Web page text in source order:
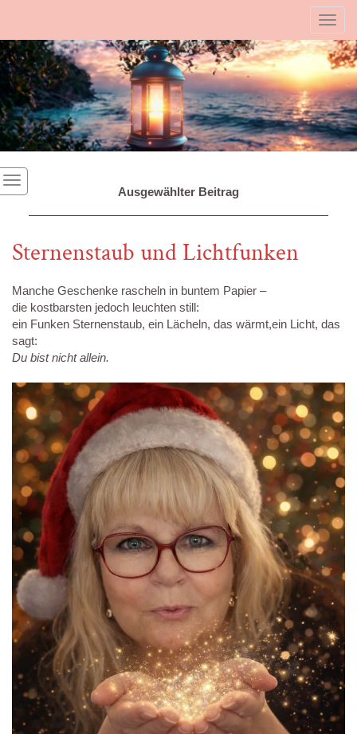
Ausgewählter Beitrag
Sternenstaub und Lichtfunken
Manche Geschenke rascheln in buntem Papier –
die kostbarsten jedoch leuchten still:
ein Funken Sternenstaub, ein Lächeln, das wärmt,ein Licht, das
sagt:
Du bist nicht allein.